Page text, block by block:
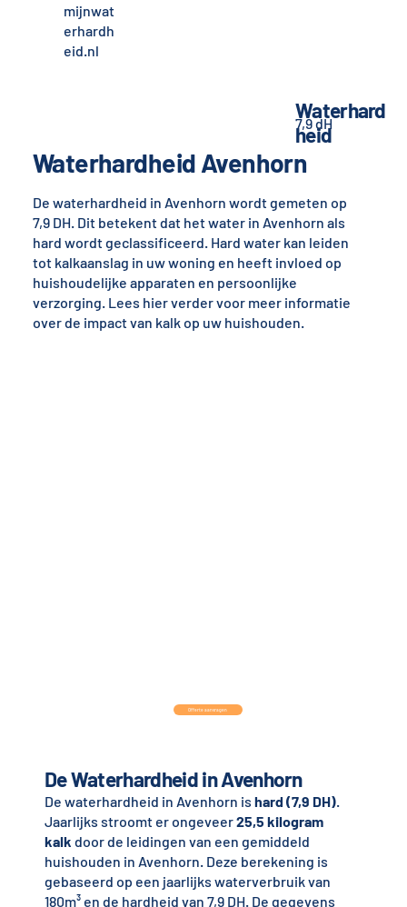
mijnwat
erhardh
eid.nl
Waterhardheid Avenhorn
De waterhardheid in Avenhorn wordt gemeten op
7,9 DH. Dit betekent dat het water in Avenhorn als
hard wordt geclassificeerd. Hard water kan leiden
tot kalkaanslag in uw woning en heeft invloed op
huishoudelijke apparaten en persoonlijke
verzorging. Lees hier verder voor meer informatie
over de impact van kalk op uw huishouden.
Waterhard
heid
7,9 dH
De Waterhardheid in Avenhorn
De waterhardheid in Avenhorn is hard (7,9 DH).
Jaarlijks stroomt er ongeveer25,5 kilogram
kalk door de leidingen van een gemiddeld
huishouden in Avenhorn. Deze berekening is
gebaseerd op een jaarlijks waterverbruik van
180m³ en de hardheid van 7,9 DH. De gegevens
Offerte aanvragen